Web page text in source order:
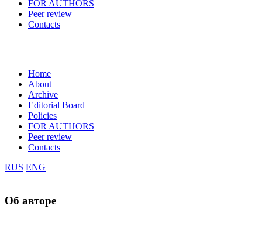
FOR AUTHORS
Peer review
Contacts
Home
About
Archive
Editorial Board
Policies
FOR AUTHORS
Peer review
Contacts
RUS ENG
Об авторе